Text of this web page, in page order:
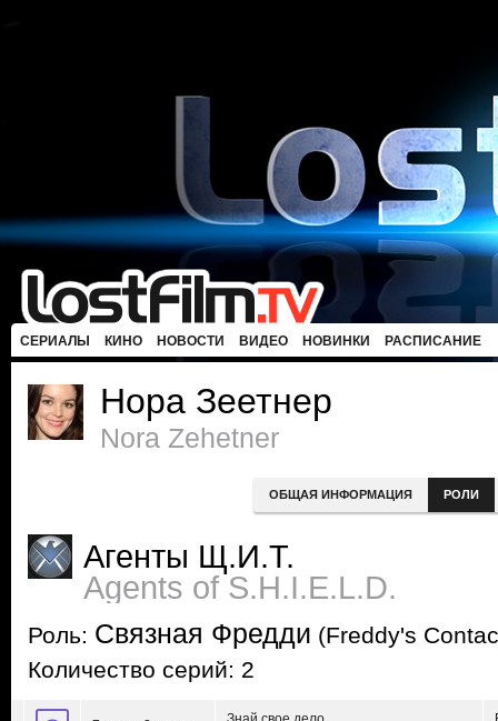
СЕРИАЛЫ КИНО НОВОСТИ ВИДЕО НОВИНКИ РАСПИСАНИЕ
Нора Зеетнер
Nora Zehetner
ОБЩАЯ ИНФОРМАЦИЯ РОЛИ
Агенты Щ.И.Т.
Agents of S.H.I.E.L.D.
Роль: Связная Фредди (Freddy's
Количество серий: 2